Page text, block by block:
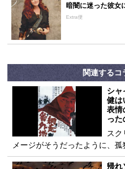
暗闇に迷った彼女
Extra便
関連するコ
シャ
健は
表情
った
スク
メージがそうだったように、
帰れ